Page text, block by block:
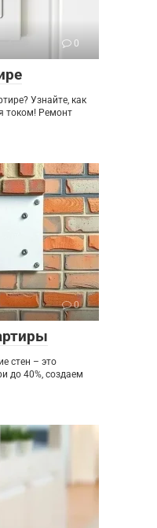
0
Узнайте, как
током! Ремонт
0
стен – это
до 40%, создаем